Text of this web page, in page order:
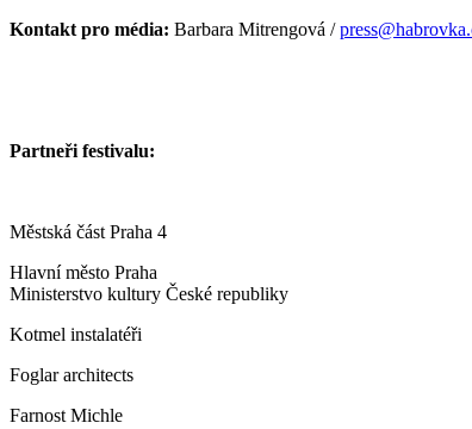
Kontakt pro média: Barbara Mitrengová /
Partneři festivalu:
Městská část Praha 4
Hlavní město Praha
Ministerstvo kultury České republiky
Kotmel instalatéři
Foglar architects
Farnost Michle